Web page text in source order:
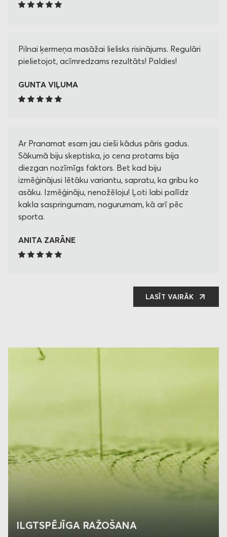
Pilnai ķermeņa masāžai lielisks risinājums. Regulāri
pielietojot, acīmredzams rezultāts! Paldies!
GUNTA VIĻUMA
Ar Pranamat esam jau cieši kādus pāris gadus.
Sākumā biju skeptiska, jo cena protams bija
diezgan nozīmīgs faktors. Bet kad biju
izmēģinājusi lētāku variantu, sapratu, ka gribu ko
asāku. Izmēģināju, nenožēloju! Ļoti labi palīdz
kakla saspringumam, nogurumam, kā arī pēc
sporta.
ANITA ZARĀNE
LASĪT VAIRĀK
ILGTSPĒJĪGA RAŽOŠANA